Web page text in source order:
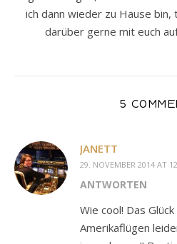
ich dann wieder zu Hause bin,
darüber gerne mit euch
5
JANETT
29. NOVEMBER 2014 AT
ANTWORTEN
Wie cool! Das
Amerikaflügen